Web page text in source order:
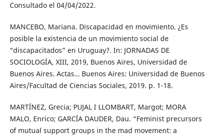
Consultado el 04/04/2022.
MANCEBO, Mariana. Discapacidad en movimiento. ¿Es
posible la existencia de un movimiento social de
“discapacitados” en Uruguay?. In: JORNADAS DE
SOCIOLOGÍA, XIII, 2019, Buenos Aires, Universidad de
Buenos Aires. Actas… Buenos Aires: Universidad de Buenos
Aires/Facultad de Ciencias Sociales, 2019. p. 1-18.
MARTÍNEZ, Grecia; PUJAL I LLOMBART, Margot; MORA
MALO, Enrico; GARCÍA DAUDER, Dau. “Feminist precursors
of mutual support groups in the mad movement: a